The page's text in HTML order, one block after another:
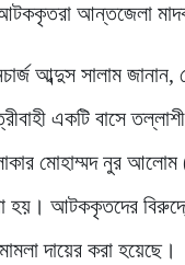
আন্তজেলা
আব্দুস সালাম
একটি বাসে
মোহাম্মদ নুর আলোম
আটককৃতদের বিরুদ্ধে
দায়ের করা হয়েছে।